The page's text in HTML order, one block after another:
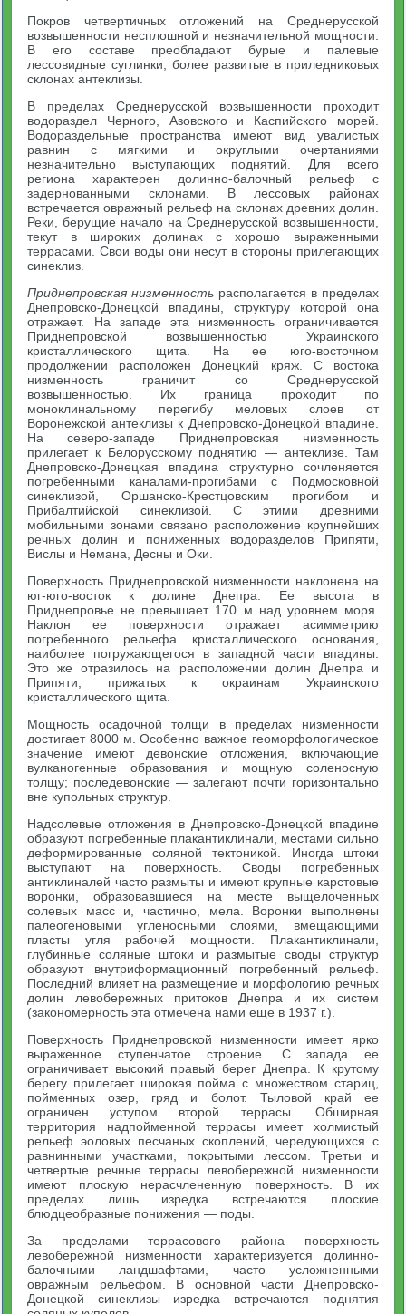
Покров четвертичных отложений на Среднерусской
возвышенности несплошной и незначительной мощности.
В его составе преобладают бурые и палевые
лессовидные суглинки, более развитые в приледниковых
склонах антеклизы.
В пределах Среднерусской возвышенности проходит
водораздел Черного, Азовского и Каспийского морей.
Водораздельные пространства имеют вид увалистых
равнин с мягкими и округлыми очертаниями
незначительно выступающих поднятий. Для всего
региона характерен долинно-балочный рельеф с
задернованными склонами. В лессовых районах
встречается овражный рельеф на склонах древних долин.
Реки, берущие начало на Среднерусской возвышенности,
текут в широких долинах с хорошо выраженными
террасами. Свои воды они несут в стороны прилегающих
синеклиз.
Приднепровская низменность располагается в пределах
Днепровско-Донецкой впадины, структуру которой она
отражает. На западе эта низменность ограничивается
Приднепровской возвышенностью Украинского
кристаллического щита. На ее юго-восточном
продолжении расположен Донецкий кряж. С востока
низменность граничит со Среднерусской
возвышенностью. Их граница проходит по
моноклинальному перегибу меловых слоев от
Воронежской антеклизы к Днепровско-Донецкой впадине.
На северо-западе Приднепровская низменность
прилегает к Белорусскому поднятию — антеклизе. Там
Днепровско-Донецкая впадина структурно сочленяется
погребенными каналами-прогибами с Подмосковной
синеклизой, Оршанско-Крестцовским прогибом и
Прибалтийской синеклизой. С этими древними
мобильными зонами связано расположение крупнейших
речных долин и пониженных водоразделов Припяти,
Вислы и Немана, Десны и Оки.
Поверхность Приднепровской низменности наклонена на
юг-юго-восток к долине Днепра. Ее высота в
Приднепровье не превышает 170 м над уровнем моря.
Наклон ее поверхности отражает асимметрию
погребенного рельефа кристаллического основания,
наиболее погружающегося в западной части впадины.
Это же отразилось на расположении долин Днепра и
Припяти, прижатых к окраинам Украинского
кристаллического щита.
Мощность осадочной толщи в пределах низменности
достигает 8000 м. Особенно важное геоморфологическое
значение имеют девонские отложения, включающие
вулканогенные образования и мощную соленосную
толщу; последевонские — залегают почти горизонтально
вне купольных структур.
Надсолевые отложения в Днепровско-Донецкой впадине
образуют погребенные плакантиклинали, местами сильно
деформированные соляной тектоникой. Иногда штоки
выступают на поверхность. Своды погребенных
антиклиналей часто размыты и имеют крупные карстовые
воронки, образовавшиеся на месте выщелоченных
солевых масс и, частично, мела. Воронки выполнены
палеогеновыми угленосными слоями, вмещающими
пласты угля рабочей мощности. Плакантиклинали,
глубинные соляные штоки и размытые своды структур
образуют внутриформационный погребенный рельеф.
Последний влияет на размещение и морфологию речных
долин левобережных притоков Днепра и их систем
(закономерность эта отмечена нами еще в 1937 г.).
Поверхность Приднепровской низменности имеет ярко
выраженное ступенчатое строение. С запада ее
ограничивает высокий правый берег Днепра. К крутому
берегу прилегает широкая пойма с множеством стариц,
пойменных озер, гряд и болот. Тыловой край ее
ограничен уступом второй террасы. Обширная
территория надпойменной террасы имеет холмистый
рельеф эоловых песчаных скоплений, чередующихся с
равнинными участками, покрытыми лессом. Третьи и
четвертые речные террасы левобережной низменности
имеют плоскую нерасчлененную поверхность. В их
пределах лишь изредка встречаются плоские
блюдцеобразные понижения — поды.
За пределами террасового района поверхность
левобережной низменности характеризуется долинно-
балочными ландшафтами, часто усложненными
овражным рельефом. В основной части Днепровско-
Донецкой синеклизы изредка встречаются поднятия